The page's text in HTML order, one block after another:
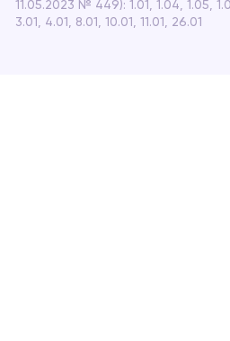
11.05.2023 № 449): 1.01, 1.04, 1.05,
3.01, 4.01, 8.01, 10.01, 11.01, 26.01